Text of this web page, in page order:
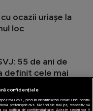
ocazii uriașe la
loc
55 de ani de
definit cele mai
confidențiale
dvs., precum identificatorii cookie unici pentru
preferințele dvs. făcând clic mai jos, respectiv vă
cu politica de confidențialitate. Aceste alegeri vor fi